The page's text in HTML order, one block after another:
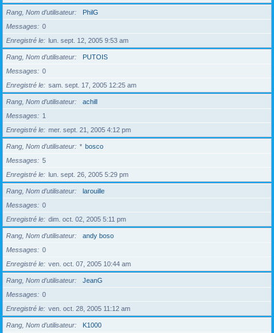
Rang, Nom d’utilisateur
PhilG
Messages
0
Enregistré le
lun. sept. 12, 2005 9:53 am
Rang, Nom d’utilisateur
PUTOIS
Messages
0
Enregistré le
sam. sept. 17, 2005 12:25 am
Rang, Nom d’utilisateur
achill
Messages
1
Enregistré le
mer. sept. 21, 2005 4:12 pm
Rang, Nom d’utilisateur * bosco
Messages
5
Enregistré le
lun. sept. 26, 2005 5:29 pm
Rang, Nom d’utilisateur
larouille
Messages
0
Enregistré le
dim. oct. 02, 2005 5:11 pm
Rang, Nom d’utilisateur
andy boso
Messages
0
Enregistré le
ven. oct. 07, 2005 10:44 am
Rang, Nom d’utilisateur
JeanG
Messages
0
Enregistré le
ven. oct. 28, 2005 11:12 am
Rang, Nom d’utilisateur
K1000